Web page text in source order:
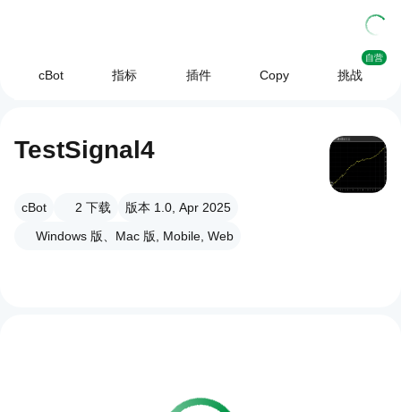
cBot 指标 插件 Copy 挑战
自营
TestSignal4
cBot 2 下载
版本 1.0, Apr 2025
Windows 版、Mac 版, Mobile, Web